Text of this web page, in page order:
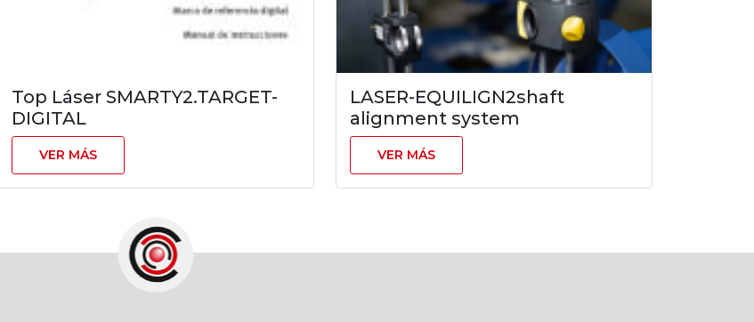
Top Láser SMARTY2.TARGET-
DIGITAL
VER MÁS
LASER-EQUILIGN2shaft
alignment system
VER MÁS